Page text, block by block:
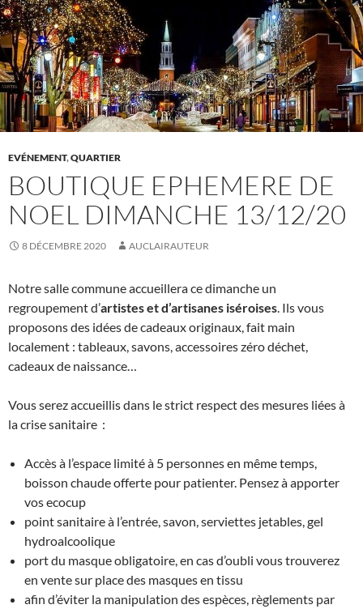
EVÉNEMENT,QUARTIER
BOUTIQUE EPHEMERE DE
NOEL DIMANCHE 13/12/20
8 DÉCEMBRE 2020 AUCLAIRAUTEUR
Notre salle commune accueillera ce dimanche un
regroupement d’artistes et d’artisanes iséroises . Ils vous
proposons des idées de cadeaux originaux, fait main
localement : tableaux, savons, accessoires zéro déchet,
cadeaux de naissance…
Vous serez accueillis dans le strict respect des mesures liées à
la crise sanitaire :
Accès à l’espace limité à 5 personnes en même temps,
boisson chaude offerte pour patienter. Pensez à apporter
vos ecocup
point sanitaire à l’entrée, savon, serviettes jetables, gel
hydroalcoolique
port du masque obligatoire, en cas d’oubli vous trouverez
en vente sur place des masques en tissu
afin d’éviter la manipulation des espèces, règlements par